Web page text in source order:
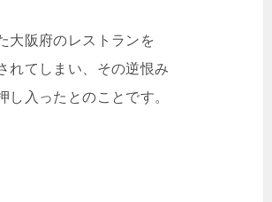
大阪府のレストランを
れてしまい、その逆恨み
し入ったとのことです。